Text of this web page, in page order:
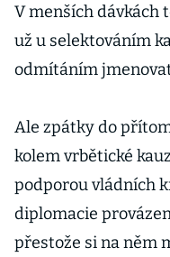
V menších dávkách
už u selektováním
odmítáním
Ale zpátky do
kolem vrbětické
podporou vládních
diplomacie
přestože si na něm